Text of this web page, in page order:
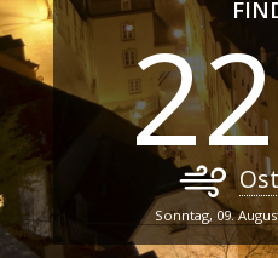
22
Ost
Sonntag, 09.